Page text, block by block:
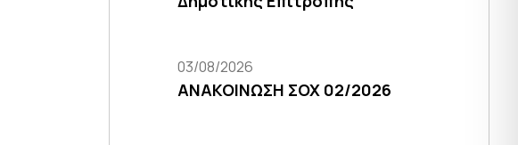
03/08/2026
ΑΝΑΚΟΙΝΩΣΗ ΣΟΧ 02/2026